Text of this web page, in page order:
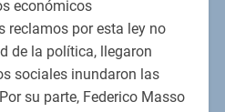
económicos
reclamos por esta ley no
de la política, llegaron
sociales inundaron las
su parte, Federico Masso